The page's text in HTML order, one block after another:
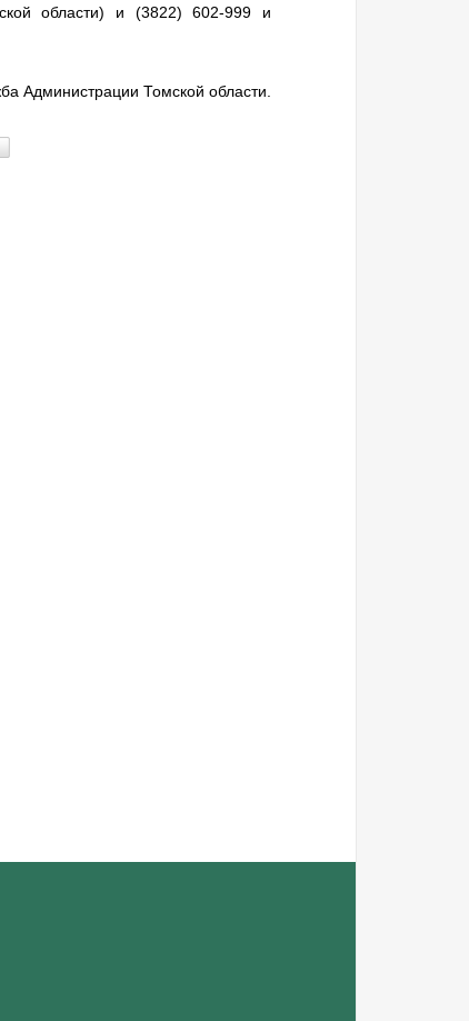
области) и (3822) 602-999 и
Администрации Томской области.